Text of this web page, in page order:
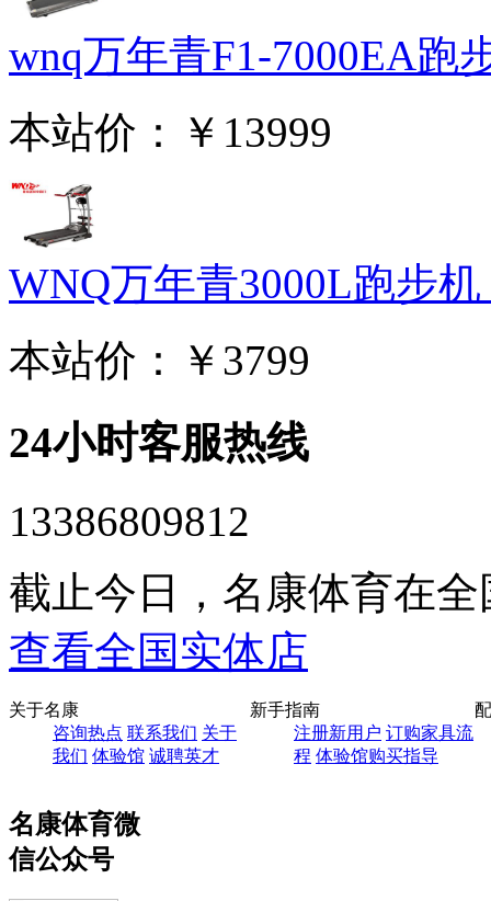
wnq万年青F1-7000EA跑
本站价：
￥13999
WNQ万年青3000L跑步
本站价：
￥3799
24小时客服热线
13386809812
截止今日，名康体育在
查看全国实体店
关于名康
咨询热点 联系我们 关于
我们 体验馆 诚聘英才
新手指南
注册新用户 订购家具流
程 体验馆购买指导
名康体育微
信公众号